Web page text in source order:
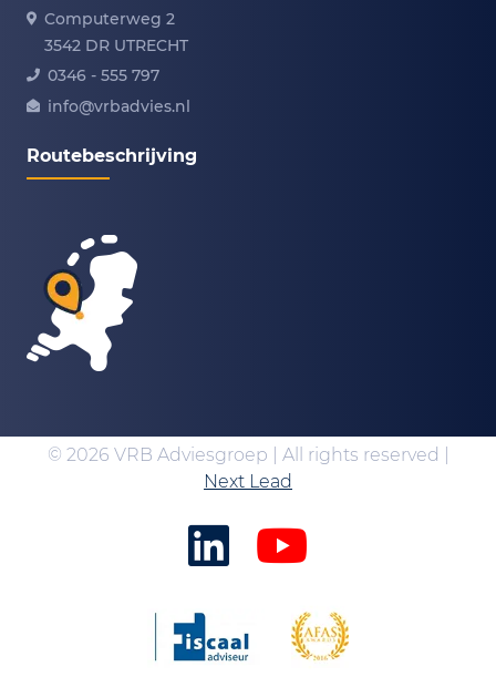
Computerweg 2
3542 DR UTRECHT
0346 - 555 797
info@vrbadvies.nl
Routebeschrijving
© 2026 VRB Adviesgroep | All rights reserved |
Next Lead